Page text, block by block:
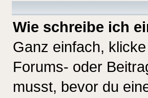
Wie schreibe ich
Ganz einfach,
Forums- oder
musst, bevor du